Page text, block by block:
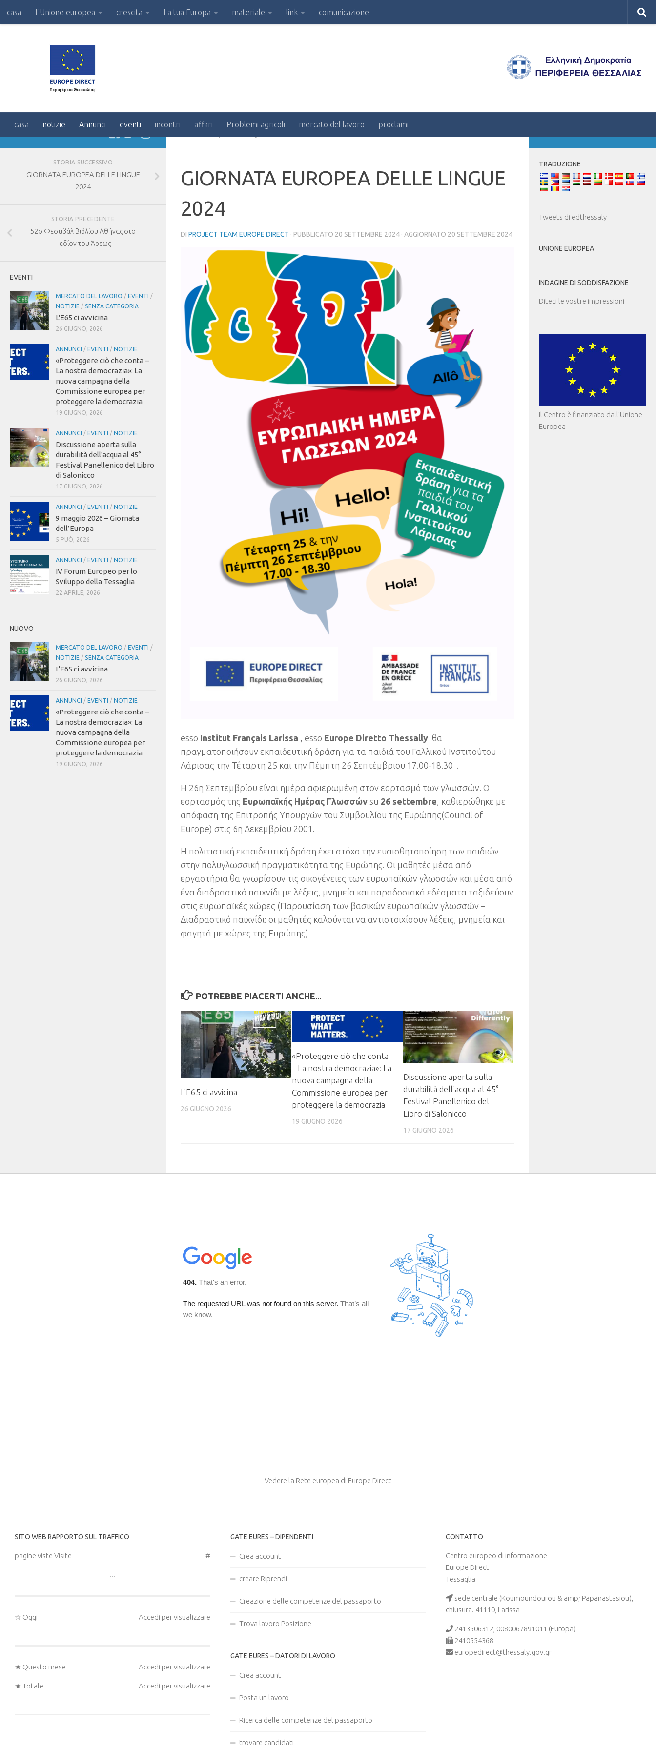
casa L'Unione europea crescita La tua Europa materiale link comunicazione
casa notizie Annunci eventi incontri affari Problemi agricoli mercato del lavoro
proclami
GIORNATA EUROPEA DELLE LINGUE
2024
DI PROJECT TEAM EUROPE DIRECT · PUBBLICATO 20 SETTEMBRE 2024 · AGGIORNATO 20 SETTEMBRE 2024
esso Institut Français Larissa , esso Europe Diretto Thessally θα
πραγματοποιήσουν εκπαιδευτική δράση για τα παιδιά του Γαλλικού Ινστιτούτου
Λάρισας την Τέταρτη 25 και την Πέμπτη 26 Σεπτέμβριου 17.00-18.30 .
Η 26η Σεπτεμβρίου είναι ημέρα αφιερωμένη στον εορτασμό των γλωσσών. Ο
εορτασμός της Ευρωπαϊκής Ημέρας Γλωσσών su 26 settembre, καθιερώθηκε με
απόφαση της Επιτροπής Υπουργών του Συμβουλίου της Ευρώπης(Council of
Europe) στις 6η Δεκεμβρίου 2001.
Η πολιτιστική εκπαιδευτική δράση έχει στόχο την ευαισθητοποίηση των παιδιών
στην πολυγλωσσική πραγματικότητα της Ευρώπης. Οι μαθητές μέσα από
εργαστήρια θα γνωρίσουν τις οικογένειες των ευρωπαϊκών γλωσσών και μέσα από
ένα διαδραστικό παιχνίδι με λέξεις, μνημεία και παραδοσιακά εδέσματα ταξιδεύουν
στις ευρωπαϊκές χώρες (Παρουσίαση των βασικών ευρωπαϊκών γλωσσών –
Διαδραστικό παιχνίδι: οι μαθητές καλούνται να αντιστοιχίσουν λέξεις, μνημεία και
φαγητά με χώρες της Ευρώπης)
POTREBBE PIACERTI ANCHE...
L'E65 ci avvicina
26 GIUGNO 2026
«Proteggere ciò che conta
– La nostra democrazia»: La
nuova campagna della
Commissione europea per
proteggere la democrazia
19 GIUGNO 2026
Discussione aperta sulla
durabilità dell'acqua al 45°
Festival Panellenico del
Libro di Salonicco
17 GIUGNO 2026
STORIA SUCCESSIVO
GIORNATA EUROPEA DELLE LINGUE
2024
STORIA PRECEDENTE
52ο Φεστιβάλ Βιβλίου Αθήνας στο
Πεδίον του Άρεως
EVENTI
MERCATO DEL LAVORO / EVENTI /
NOTIZIE / SENZA CATEGORIA
L'E65 ci avvicina
26 GIUGNO, 2026
ANNUNCI / EVENTI / NOTIZIE
«Proteggere ciò che conta –
La nostra democrazia»: La
nuova campagna della
Commissione europea per
proteggere la democrazia
19 GIUGNO, 2026
ANNUNCI / EVENTI / NOTIZIE
Discussione aperta sulla
durabilità dell'acqua al 45°
Festival Panellenico del Libro
di Salonicco
17 GIUGNO, 2026
ANNUNCI / EVENTI / NOTIZIE
9 maggio 2026 – Giornata
dell’Europa
5 PUÒ, 2026
ANNUNCI / EVENTI / NOTIZIE
IV Forum Europeo per lo
Sviluppo della Tessaglia
22 APRILE, 2026
NUOVO
MERCATO DEL LAVORO / EVENTI /
NOTIZIE / SENZA CATEGORIA
L'E65 ci avvicina
26 GIUGNO, 2026
ANNUNCI / EVENTI / NOTIZIE
«Proteggere ciò che conta –
La nostra democrazia»: La
nuova campagna della
Commissione europea per
proteggere la democrazia
19 GIUGNO, 2026
TRADUZIONE
Tweets di edthessaly
UNIONE EUROPEA
INDAGINE DI SODDISFAZIONE
Diteci le vostre impressioni
Il Centro è finanziato dall'Unione
Europea
Vedere la Rete europea di Europe Direct
SITO WEB RAPPORTO SUL TRAFFICO
pagine viste Visite #
...
☆ Oggi Accedi per visualizzare
★ Questo mese Accedi per visualizzare
★ Totale Accedi per visualizzare
GATE EURES – DIPENDENTI
Crea account
creare Riprendi
Creazione delle competenze del passaporto
Trova lavoro Posizione
GATE EURES – DATORI DI LAVORO
Crea account
Posta un lavoro
Ricerca delle competenze del passaporto
trovare candidati
CONTATTO
Centro europeo di informazione
Europe Direct
Tessaglia
sede centrale (Koumoundourou & amp; Papanastasiou),
chiusura. 41110, Larissa
2413506312, 0080067891011 (Europa)
2410554368
europedirect@thessaly.gov.gr